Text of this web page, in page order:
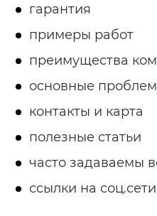
гарантия
примеры работ
преимущества
основные
контакты и карта
полезные статьи
часто задаваемы
ссылки на соц.сети